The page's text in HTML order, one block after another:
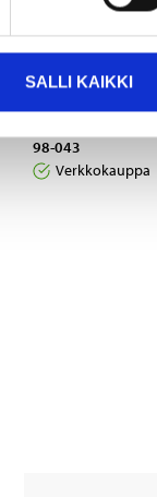
SALLI KAIKKI
145
Pähkinäseos,
98-043
Verkkokauppa